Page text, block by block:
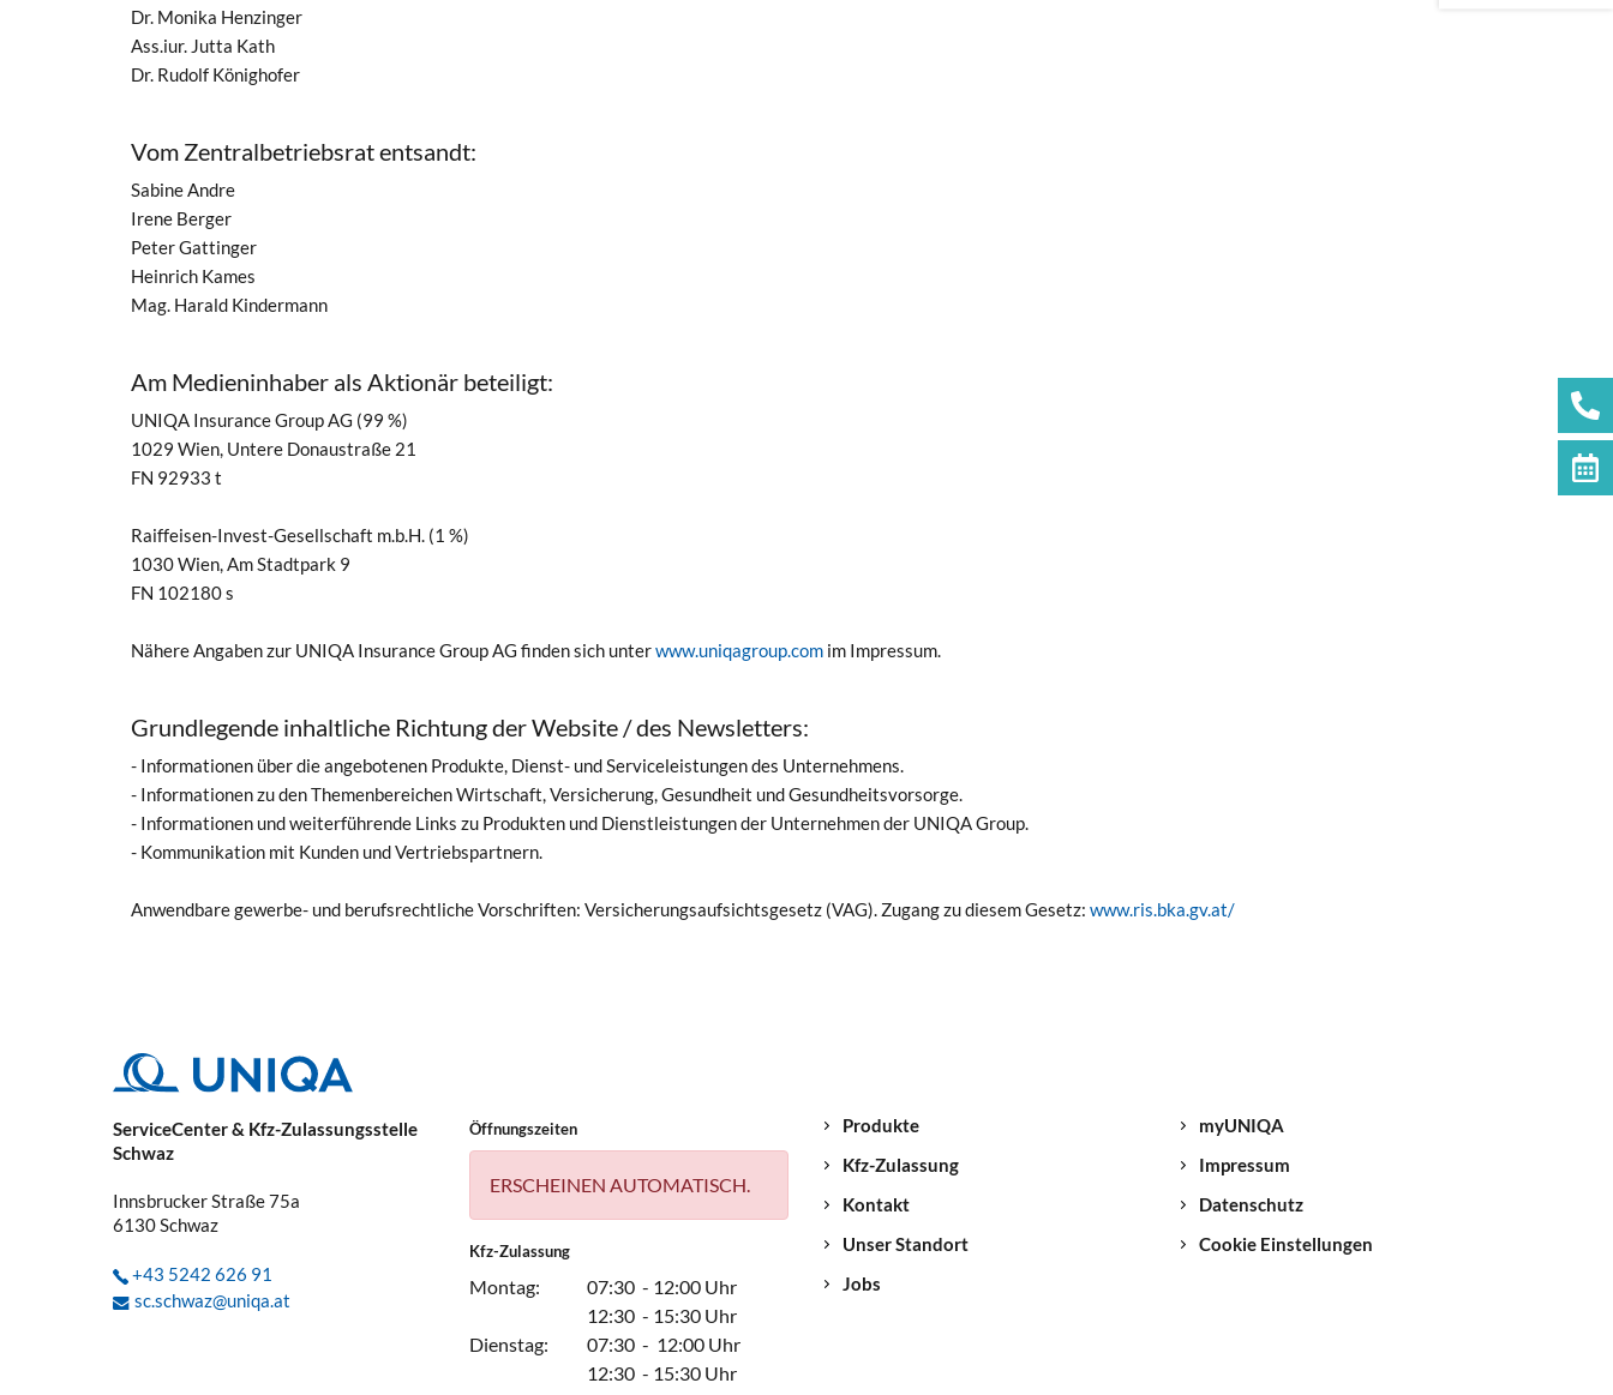
Dr. Monika Henzinger
Ass.iur. Jutta Kath
Dr. Rudolf Könighofer
Vom Zentralbetriebsrat entsandt:
Sabine Andre
Irene Berger
Peter Gattinger
Heinrich Kames
Mag. Harald Kindermann
Am Medieninhaber als Aktionär beteiligt:
UNIQA Insurance Group AG (99 %)
1029 Wien, Untere Donaustraße 21
FN 92933 t
Raiffeisen-Invest-Gesellschaft m.b.H. (1 %)
1030 Wien, Am Stadtpark 9
FN 102180 s
Nähere Angaben zur UNIQA Insurance Group AG finden sich unterwww.uniqagroup.com im Impressum.
Grundlegende inhaltliche Richtung der Website / des Newsletters:
- Informationen über die angebotenen Produkte, Dienst- und Serviceleistungen des Unternehmens.
- Informationen zu den Themenbereichen Wirtschaft, Versicherung, Gesundheit und Gesundheitsvorsorge.
- Informationen und weiterführende Links zu Produkten und Dienstleistungen der Unternehmen der UNIQA Group.
- Kommunikation mit Kunden und Vertriebspartnern.
Anwendbare gewerbe- und berufsrechtliche Vorschriften: Versicherungsaufsichtsgesetz (VAG). Zugang zu diesem Gesetz: www.ris.bka.gv.at/
ServiceCenter & Kfz-Zulassungsstelle
Schwaz
Innsbrucker Straße 75a
6130Schwaz
+43 5242 626 91
sc.schwaz@uniqa.at
Öffnungszeiten
ERSCHEINEN AUTOMATISCH.
Kfz-Zulassung
Montag:
07:30 - 12:00 Uhr
12:30 - 15:30 Uhr
Dienstag:
07:30 - 12:00 Uhr
12:30 - 15:30 Uhr
Produkte
Kfz-Zulassung
Kontakt
Unser Standort
Jobs
myUNIQA
Impressum
Datenschutz
Cookie Einstellungen